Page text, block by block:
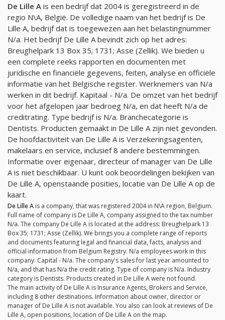
De Lille A is een bedrijf dat 2004 is geregistreerd in de
regio N\A, België. De volledige naam van het bedrijf is De
Lille A, bedrijf dat is toegewezen aan het belastingnummer
N/a. Het bedrijf De Lille A bevindt zich op het adres:
Breughelpark 13 Box 35; 1731; Asse (Zellik). We bieden u
een complete reeks rapporten en documenten met
juridische en financiële gegevens, feiten, analyse en officiële
informatie van het Belgische register. Werknemers van N/a
werken in dit bedrijf. Kapitaal - N/a. De omzet van het bedrijf
voor het afgelopen jaar bedroeg N/a, en dat heeft N/a de
creditrating. Type bedrijf is N/a. Branchecategorie is
Dentists. Producten gemaakt in De Lille A zijn niet gevonden.
De hoofdactiviteit van De Lille A is Verzekeringsagenten,
makelaars en service, inclusief 8 andere bestemmingen.
Informatie over eigenaar, directeur of manager van De Lille
A is niet beschikbaar. U kunt ook beoordelingen bekijken van
De Lille A, openstaande posities, locatie van De Lille A op de
kaart.
De Lille A is a company, that was registered 2004 in N\A region, Belgium.
Full name of company is De Lille A, company assigned to the tax number
N/a. The company De Lille A is located at the address: Breughelpark 13
Box 35; 1731; Asse (Zellik). We brings you a complete range of reports
and documents featuring legal and financial data, facts, analysis and
official information from Belgium Registry. N/a employees work in this
company. Capital - N/a. The company's sales for last year amounted to
N/a, and that has N/a the credit rating. Type of company is N/a. Industry
category is Dentists. Products created in De Lille A were not found.
The main activity of De Lille A is Insurance Agents, Brokers and Service,
including 8 other destinations. Information about owner, director or
manager of De Lille A is not available. You also can look at reviews of De
Lille A, open positions, location of De Lille A on the map.